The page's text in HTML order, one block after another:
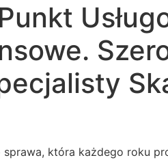
która każdego roku